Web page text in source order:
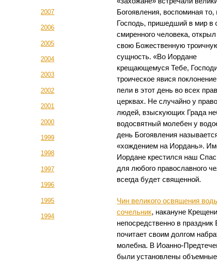
2007
2006
2005
2004
2003
2002
2001
2000
1999
1998
1997
1996
1995
1994
Богоявления, воспоминая то,
Господь, пришедший в мир в
смиренного человека,
свою Божественную
сущность. «Во Иордане
крещающемуся Тебе,
троическое явися
пели в этот день во всех
церквах. Не случайно у
людей, взыскующих Града
водосвятный молебен у
день Богоявления
«хождением на Иордань».
Иордане крестился наш
для любого православного
всегда будет священной.
Чин великого освящения
сочельник, накануне
непосредственно в
почитает своим долгом
молебна. В Иоанно-
были установлены